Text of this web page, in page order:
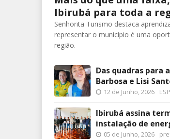
Ibirubá para toda a
Senhorita Turismo destaca
representar o município é uma
região.
Das quadras para
Barbosa e Lisi
12 de Junho, 2026
Ibirubá assina
instalação de
05 de Junho, 2026